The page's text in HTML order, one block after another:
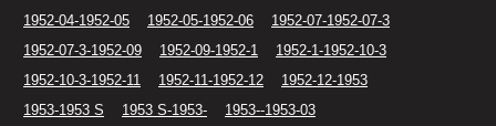
1952-04-1952-05
1952-05-1952-06
1952-07-1952-07-3
1952-07-3-1952-09
1952-09-1952-1
1952-1-1952-10-3
1952-10-3-1952-11
1952-11-1952-12
1952-12-1953
1953-1953 S
1953 S-1953- 1953--1953-03